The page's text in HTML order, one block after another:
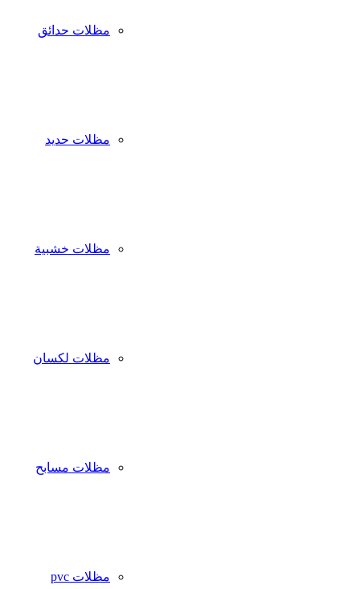
مظلات حدائق
مظلات حديد
مظلات خشبية
مظلات لكسان
مظلات مسابح
مظلات pvc